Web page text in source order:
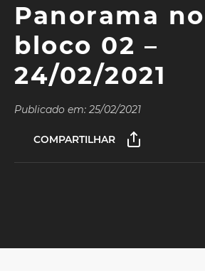
Panorama
bloco 02 –
24/02/2021
Publicado em: 25/02/2021
COMPARTILHAR